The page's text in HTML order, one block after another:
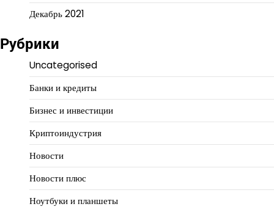
Декабрь 2021
Рубрики
Uncategorised
Банки и кредиты
Бизнес и инвестиции
Криптоиндустрия
Новости
Новости плюс
Ноутбуки и планшеты